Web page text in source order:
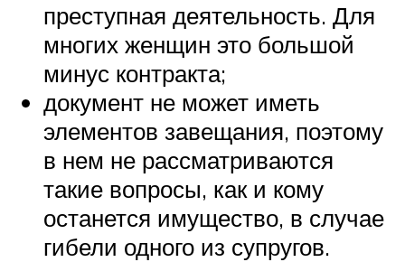
преступная деятельность. Для
многих женщин это большой
минус контракта;
документ не может иметь
элементов завещания, поэтому
в нем не рассматриваются
такие вопросы, как и кому
останется имущество, в случае
гибели одного из супругов.